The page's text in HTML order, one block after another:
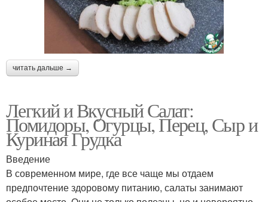
читать дальше →
Легкий и Вкусный Салат:
Помидоры, Огурцы, Перец, Сыр и
Куриная Грудка
Введение
В современном мире, где все чаще мы отдаем
предпочтение здоровому питанию, салаты занимают